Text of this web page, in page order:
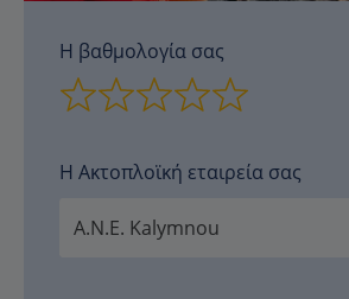
Η βαθμολογία σας
Η Ακτοπλοϊκή εταιρεία σας